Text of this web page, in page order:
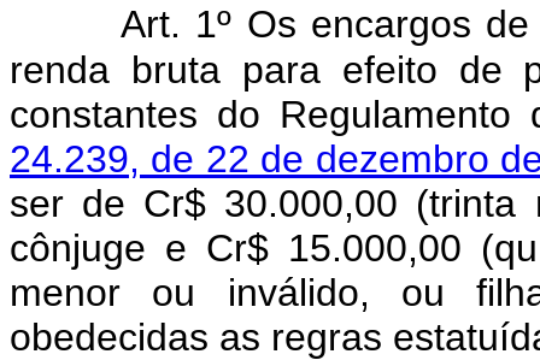
Art. 1º Os encargos
renda bruta para efeito de
constantes do
24.239, de 22 de dezembro
ser de Cr$ 30.000,00 (trinta
cônjuge e Cr$ 15.000,00
menor ou inválido, ou
obedecidas as regras